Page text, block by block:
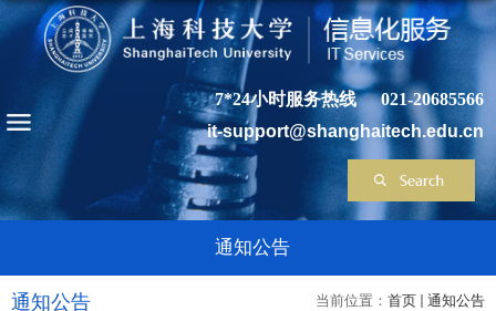
7*24小时服务热线
021-20685566
it-support@shanghaitech.edu.cn
通知公告
当前位置： 首页 通知公告
通知公告